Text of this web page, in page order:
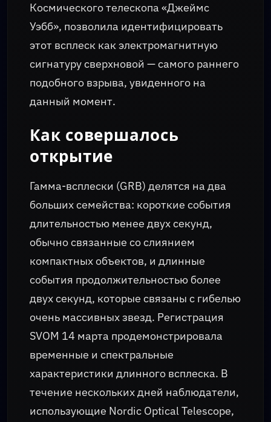
Космического телескопа «Джеймс
Уэбб», позволила идентифицировать
этот всплеск как электромагнитную
сигнатуру сверхновой — самого раннего
подобного взрыва, увиденного на
данный момент.
Как совершалось
открытие
Гамма-всплески (GRB) делятся на два
больших семейства: короткие события
длительностью менее двух секунд,
обычно связанные со слиянием
компактных объектов, и длинные
события продолжительностью более
двух секунд, которые связаны с гибелью
очень массивных звезд. Регистрация
SVOM 14 марта продемонстрировала
временные и спектральные
характеристики длинного всплеска. В
течение нескольких дней наблюдатели,
использующие Nordic Optical Telescope,